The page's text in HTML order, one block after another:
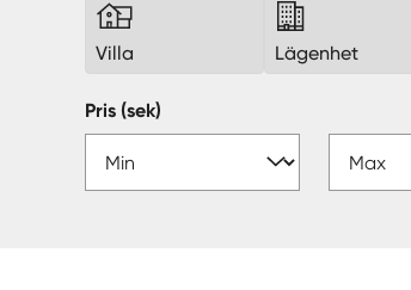
Villa Lägenhet
Pris (sek)